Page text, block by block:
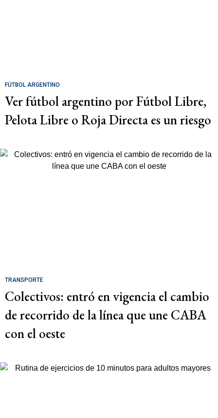
FÚTBOL ARGENTINO
Ver fútbol argentino por Fútbol Libre,
Pelota Libre o Roja Directa es un riesgo
TRANSPORTE
Colectivos: entró en vigencia el cambio
de recorrido de la línea que une CABA
con el oeste